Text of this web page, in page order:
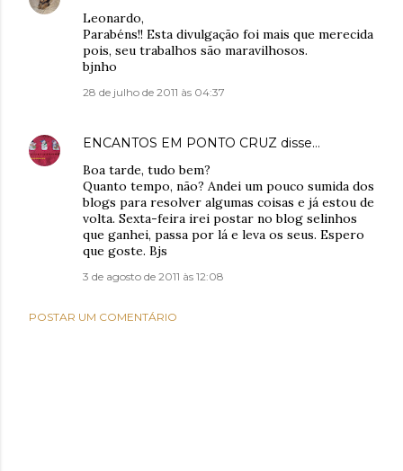
Leonardo,
Parabéns!! Esta divulgação foi mais que merecida
pois, seu trabalhos são maravilhosos.
bjnho
28 de julho de 2011 às 04:37
ENCANTOS EM PONTO CRUZ disse…
Boa tarde, tudo bem?
Quanto tempo, não? Andei um pouco sumida dos
blogs para resolver algumas coisas e já estou de
volta. Sexta-feira irei postar no blog selinhos
que ganhei, passa por lá e leva os seus. Espero
que goste. Bjs
3 de agosto de 2011 às 12:08
POSTAR UM COMENTÁRIO